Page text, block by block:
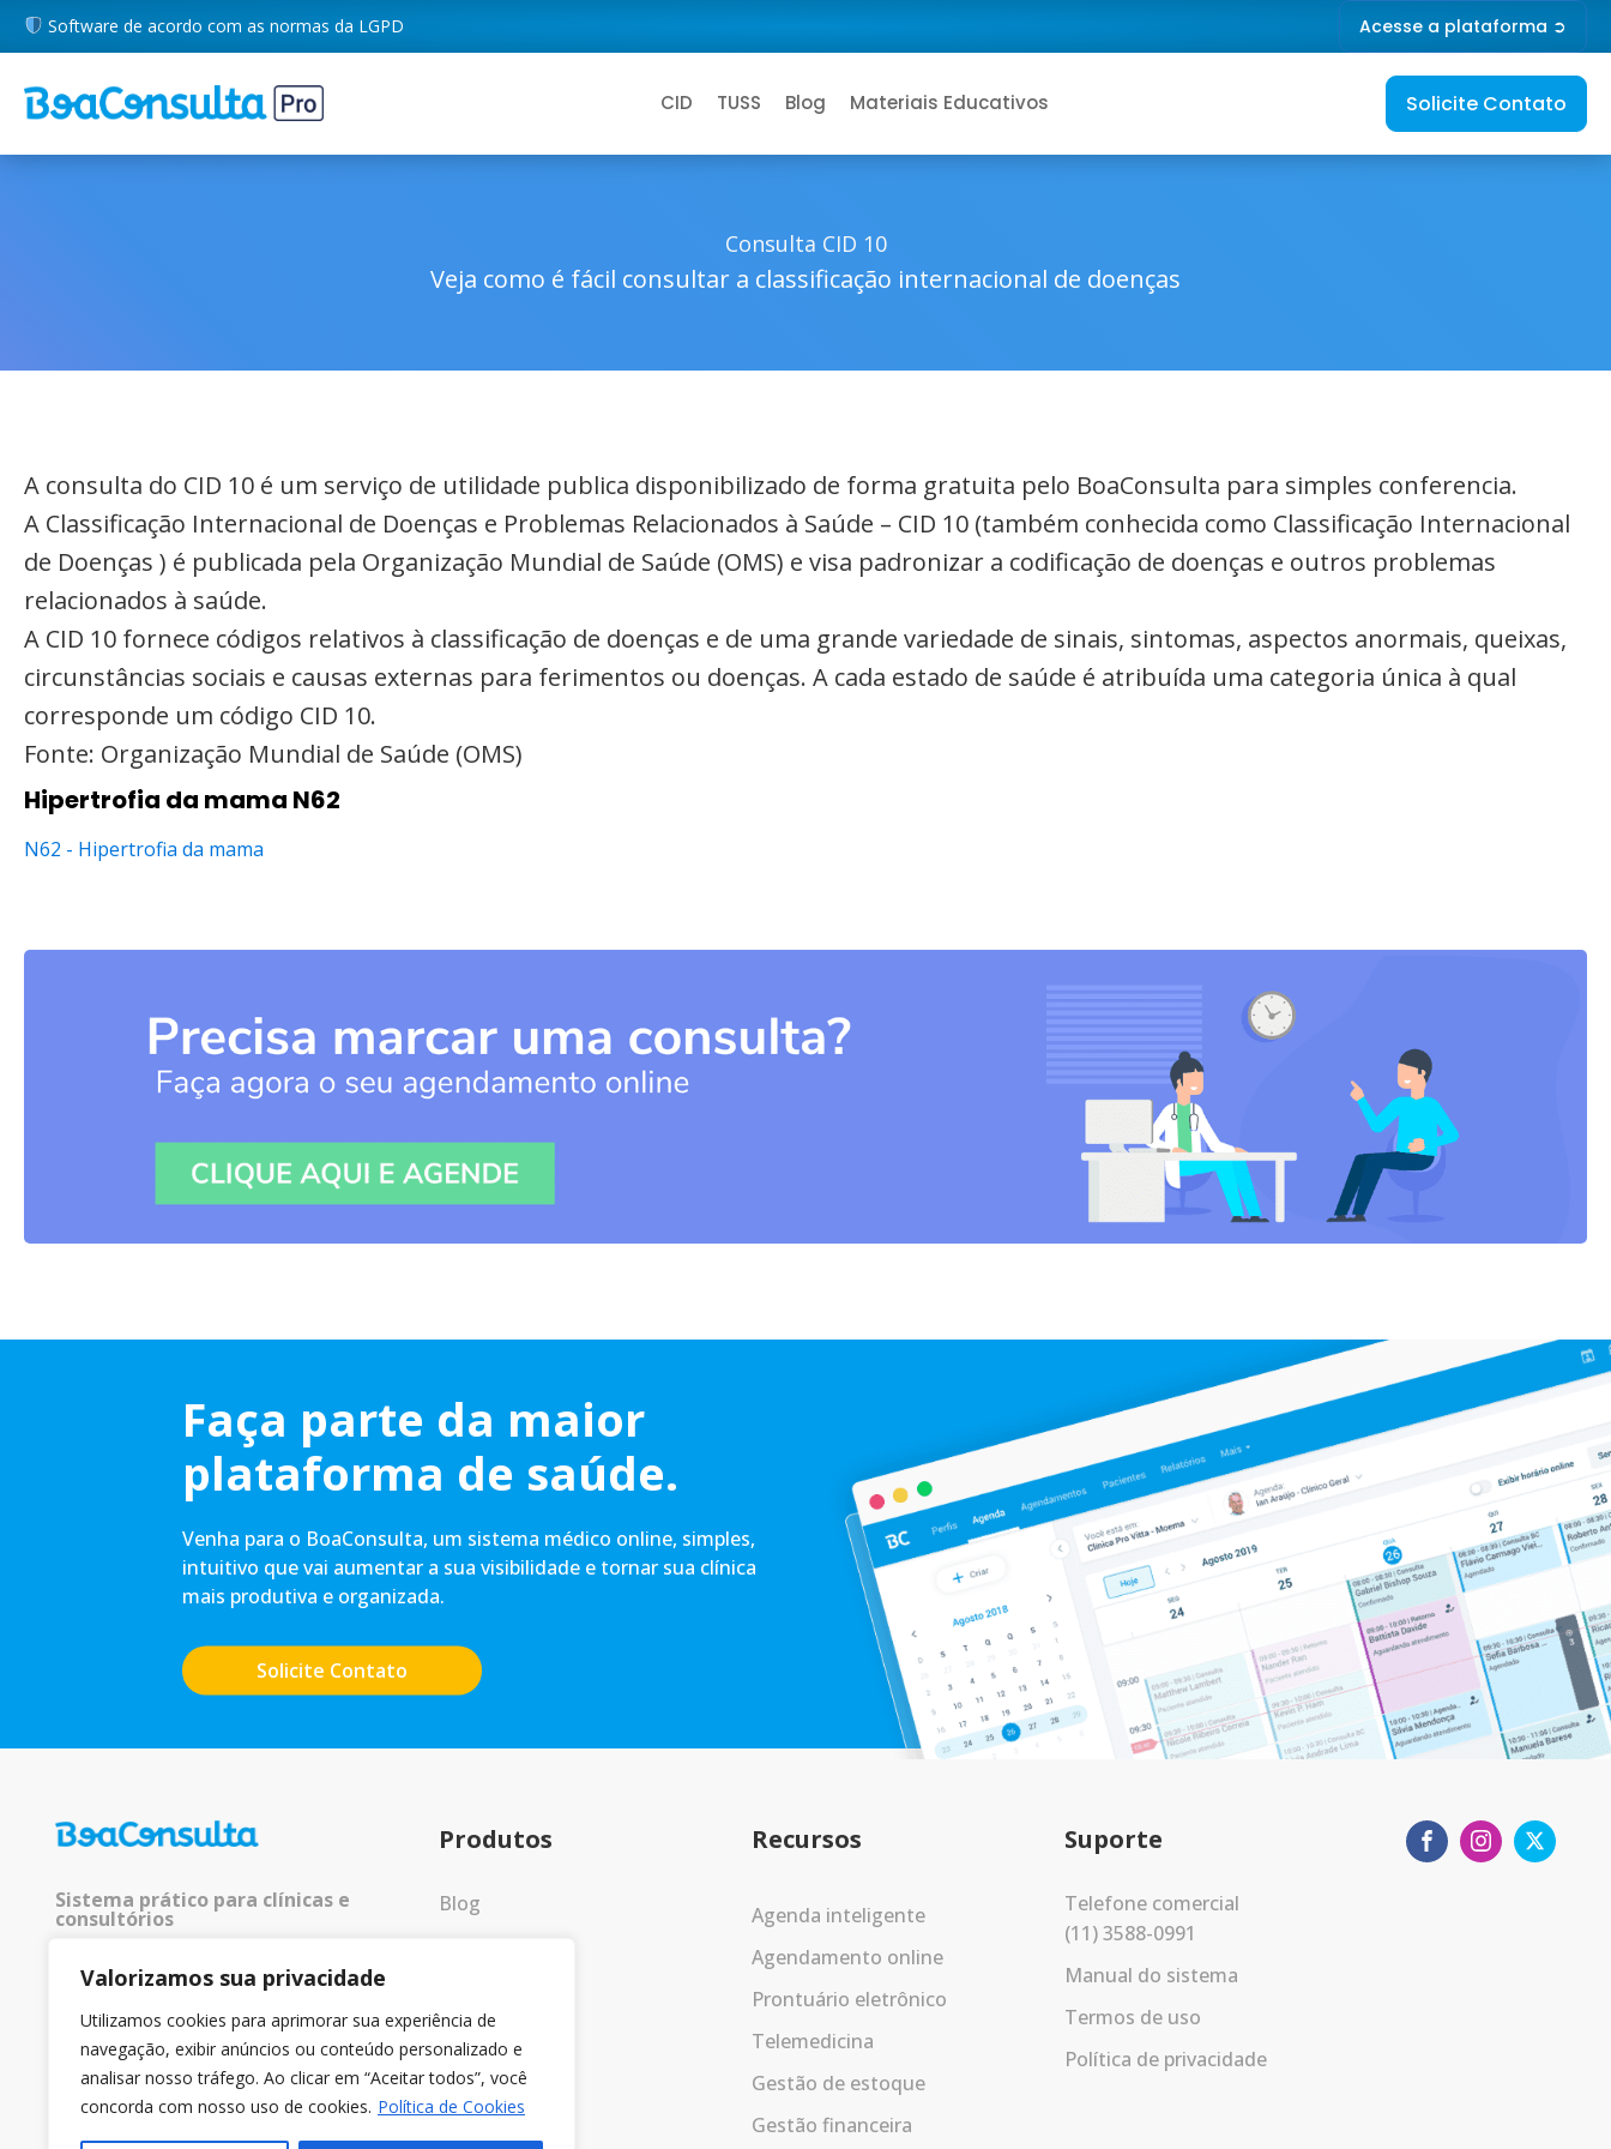
Valorizamos sua privacidade
Utilizamos cookies para aprimorar sua experiência de
navegação, exibir anúncios ou conteúdo personalizado e
analisar nosso tráfego. Ao clicar em “Aceitar todos”, você
concorda com nosso uso de cookies. Política de Cookies
Software de acordo com as normas da LGPD Acesse a plataforma ➲
CID TUSS Blog Materiais Educativos Solicite Contato
Consulta CID 10
Veja como é fácil consultar a classificação internacional de doenças
A consulta do CID 10 é um serviço de utilidade publica disponibilizado de forma gratuita pelo BoaConsulta para simples conferencia.
A Classificação Internacional de Doenças e Problemas Relacionados à Saúde – CID 10 (também conhecida como Classificação Internacional
de Doenças ) é publicada pela Organização Mundial de Saúde (OMS) e visa padronizar a codificação de doenças e outros problemas
relacionados à saúde.
A CID 10 fornece códigos relativos à classificação de doenças e de uma grande variedade de sinais, sintomas, aspectos anormais, queixas,
circunstâncias sociais e causas externas para ferimentos ou doenças. A cada estado de saúde é atribuída uma categoria única à qual
corresponde um código CID 10.
Fonte: Organização Mundial de Saúde (OMS)
Hipertrofia da mama N62
N62 - Hipertrofia da mama
Faça parte da maior
plataforma de saúde.
Venha para o BoaConsulta, um sistema médico online, simples,
intuitivo que vai aumentar a sua visibilidade e tornar sua clínica
mais produtiva e organizada.
Solicite Contato
Sistema prático para clínicas e
consultórios
© 2025 Todos os direitos
Produtos
Blog
Recursos
Agenda inteligente
Agendamento online
Prontuário eletrônico
Telemedicina
Gestão de estoque
Gestão financeira
Suporte
Telefone comercial
(11) 3588-0991
Manual do sistema
Termos de uso
Política de privacidade